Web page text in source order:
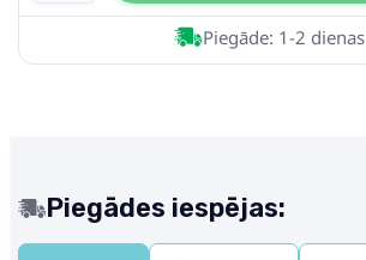
Piegāde: 1-2 dienas
Piegādes iespējas: